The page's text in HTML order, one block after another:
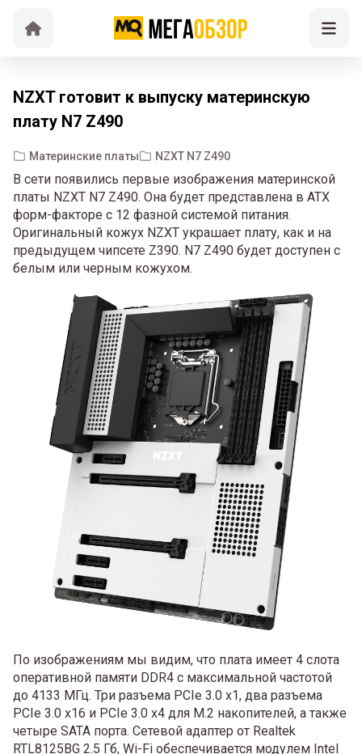
NZXT готовит к выпуску материнскую
плату N7 Z490
Материнские платы NZXT N7 Z490
В сети появились первые изображения материнской
платы NZXT N7 Z490. Она будет представлена в ATX
форм-факторе с 12 фазной системой питания.
Оригинальный кожух NZXT украшает плату, как и на
предыдущем чипсете Z390. N7 Z490 будет доступен с
белым или черным кожухом.
По изображениям мы видим, что плата имеет 4 слота
оперативной памяти DDR4 с максимальной частотой
до 4133 МГц. Три разъема PCIe 3.0 x1, два разъема
PCIe 3.0 x16 и PCIe 3.0 x4 для M.2 накопителей, а также
четыре SATA порта. Сетевой адаптер от Realtek
RTL8125BG 2.5 Гб, Wi-Fi обеспечивается модулем Intel